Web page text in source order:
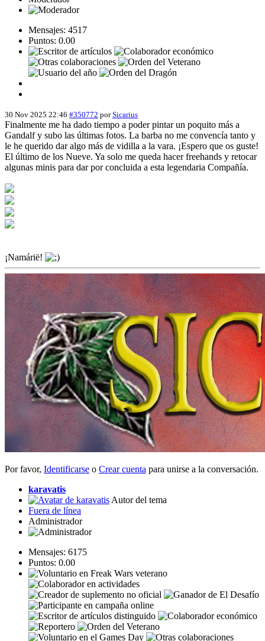
Mensajes: 4517
Puntos: 0.00
30 Nov 2025 22:46 #350772 porSicarius
Finalmente me ha dado tiempo a poder pintar un poquito más a
Gandalf y subo las últimas fotos. La barba no me convencía tanto y
le he querido dar algo más de vidilla a la vara. ¡Espero que os guste!
El último de los Nueve. Ya solo me queda hacer freehands y retocar
algunas minis para dar por concluida a esta legendaria Compañía.
¡Namárië!
Por favor, Identificarse o Crear cuenta para unirse a la conversación.
karavatis
Autor del tema
Fuera de línea
Administrador
Mensajes: 6175
Puntos: 0.00